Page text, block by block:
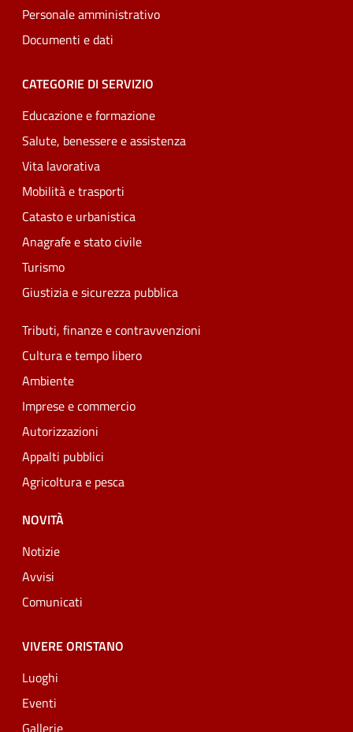
Personale amministrativo
Documenti e dati
CATEGORIE DI SERVIZIO
Educazione e formazione
Salute, benessere e assistenza
Vita lavorativa
Mobilità e trasporti
Catasto e urbanistica
Anagrafe e stato civile
Turismo
Giustizia e sicurezza pubblica
Tributi, finanze e contravvenzioni
Cultura e tempo libero
Ambiente
Imprese e commercio
Autorizzazioni
Appalti pubblici
Agricoltura e pesca
NOVITÀ
Notizie
Avvisi
Comunicati
VIVERE ORISTANO
Luoghi
Eventi